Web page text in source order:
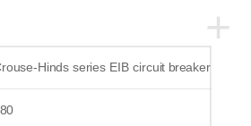
+
Hinds series EIB circuit breaker